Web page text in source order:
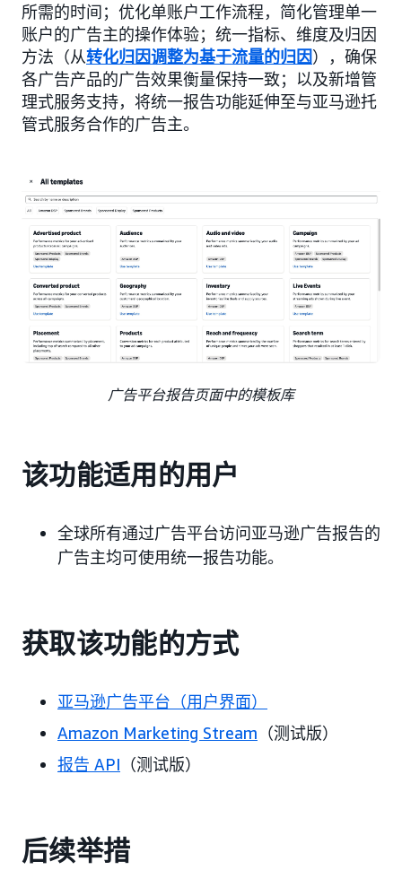
所需的时间；优化单账户工作流程，简化管理单一
账户的广告主的操作体验；统一指标、维度及归因
方法（从转化归因调整为基于流量的归因），确保
各广告产品的广告效果衡量保持一致；以及新增管
理式服务支持，将统一报告功能延伸至与亚马逊托
管式服务合作的广告主。
广告平台报告页面中的模板库
该功能适用的用户
全球所有通过广告平台访问亚马逊广告报告的
广告主均可使用统一报告功能。
获取该功能的方式
亚马逊广告平台（用户界面）
Amazon Marketing Stream （测试版）
报告 API （测试版）
后续举措